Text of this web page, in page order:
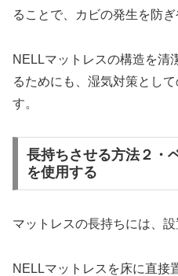
ることで、カビの発生を防ぎ
NELLマットレスの構造を清
るためにも、湿気対策とし
す。
長持ちさせる方法２・
を使用する
マットレスの長持ちには、
NELLマットレスを床に直接